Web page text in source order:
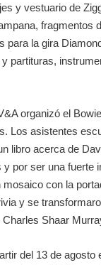
y vestuario de
para la gira
partituras,
organizó el
Los asistentes
libro acerca de
por ser una
con la
y se
Shaar
del 13 de